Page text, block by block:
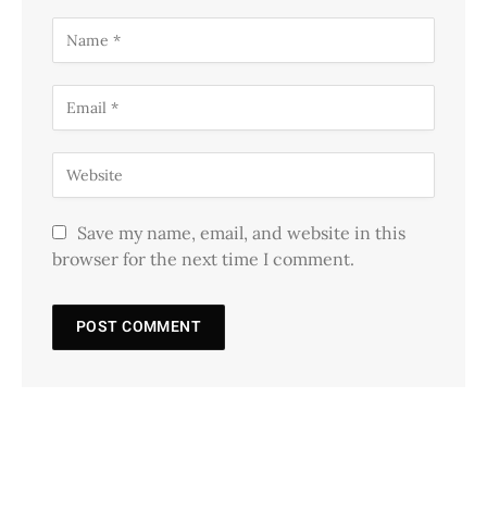
Save my name, email, and website in this
browser for the next time I comment.